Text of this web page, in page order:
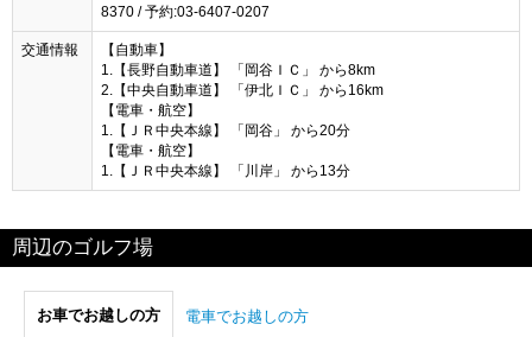
8370 / 予約:03-6407-0207
交通情報
【自動車】
1.【長野自動車道】 「岡谷ＩＣ」 から8km
2.【中央自動車道】 「伊北ＩＣ」 から16km
【電車・航空】
1.【ＪＲ中央本線】 「岡谷」 から20分
【電車・航空】
1.【ＪＲ中央本線】 「川岸」 から13分
周辺のゴルフ場
お車でお越しの方 電車でお越しの方